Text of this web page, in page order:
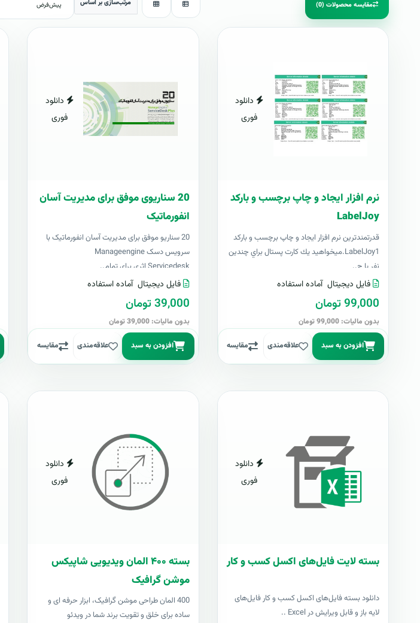
مقایسه محصولات (0) مرتب‌سازی بر اساس
دانلود
فوری
نرم افزار ایجاد و چاپ برچسب و بارکد
LabelJoy
قدرتمندترين نرم افزار ایجاد و چاپ برچسب و بارکد
LabelJoy1.ميخواهيد يك كارت پستال براي چندين
نفر يا چ..
فایل دیجیتال آماده استفاده
99,000 تومان
بدون مالیات: 99,000 تومان
افزودن به سبد علاقه‌مندی مقایسه
دانلود
فوری
20 سناریوی موفق برای مدیریت آسان
انفورماتیک
20 سناریو موفق برای مدیریت آسان انفورماتیک با
سرویس دسک Manageengine
Servicedesk اثری برای تمام..
فایل دیجیتال آماده استفاده
39,000 تومان
بدون مالیات: 39,000 تومان
افزودن به سبد علاقه‌مندی مقایسه
دانلود
فوری
بسته لایت فایل‌های اکسل کسب و کار
دانلود بسته فایل‌های اکسل کسب و کار فایل‌های
لایه باز و قابل ویرایش در Excel ..
دانلود
فوری
بسته ۴۰۰ المان ویدیویی شاپیکس
موشن گرافیک
400 المان طراحی موشن گرافیک، ابزار حرفه ای و
ساده برای خلق و تقویت برند شما در ویدئو